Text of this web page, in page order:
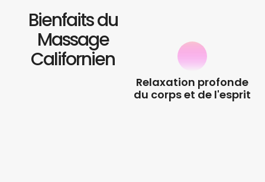
Bienfaits du
Massage
Californien
Relaxation profonde
du corps et de l'esprit